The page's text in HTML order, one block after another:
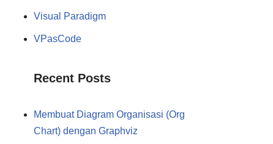
Visual Paradigm
VPasCode
Recent Posts
Membuat Diagram Organisasi (Org
Chart) dengan Graphviz